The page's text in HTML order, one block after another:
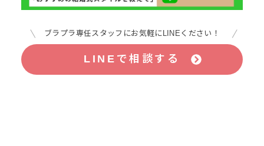
ブラプラ専任スタッフにお気軽にLINEください！
LINEで相談する